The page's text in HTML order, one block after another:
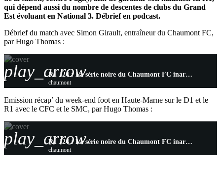
qui dépend aussi du nombre de descentes de clubs du Grand
Est évoluant en National 3. Débrief en podcast.
Débrief du match avec Simon Girault, entraîneur du Chaumont FC,
par Hugo Thomas :
play_arrow R1 J24 : La série noire du Chaumont FC inarrêtable, la lutte pour le maintien inévitable
chaumont
Emission récap’ du week-end foot en Haute-Marne sur le D1 et le
R1 avec le CFC et le SMC, par Hugo Thomas :
play_arrow R1 J24 : La série noire du Chaumont FC inarrêtable, la lutte pour le maintien inévitable
chaumont